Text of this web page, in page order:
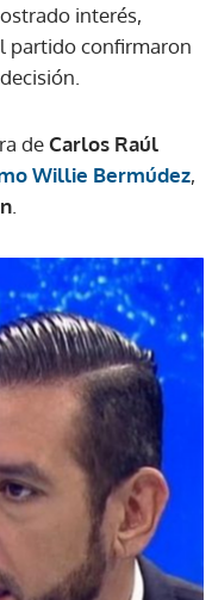
interés,
partido confirmaron
deCarlos Raúl
Willie Bermúdez,